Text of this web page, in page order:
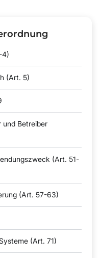
4)
(Art. 5)
und Betreiber
(Art. 51-
(Art. 57-63)
(Art. 71)